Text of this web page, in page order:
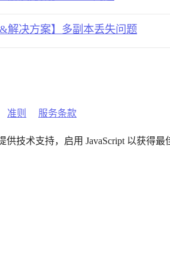
&解决方案】多副本丢失问题
准则 服务条款
供技术支持，启用 JavaScript 以获得最